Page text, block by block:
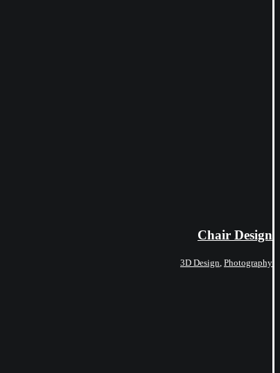
Chair Design
3D Design Photography